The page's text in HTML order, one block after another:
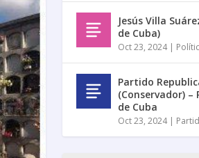
Jesús Villa
de Cuba)
Oct 23, 2024|
Partido
(Conservador) –
de Cuba
Oct 23, 2024|